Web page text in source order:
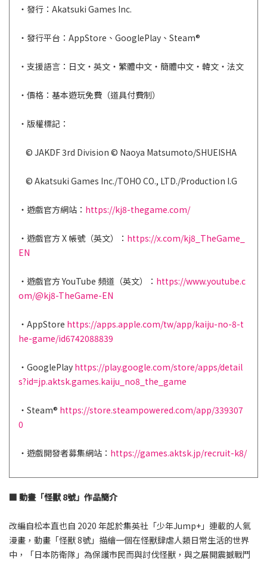
・發行：Akatsuki Games Inc.
・發行平台：AppStore、GooglePlay、Steam®️
・支援語言：日文・英文・繁體中文・簡體中文・韓文・法文
・價格：基本遊玩免費（道具付費制）
・版權標記：
© JAKDF 3rd Division © Naoya Matsumoto/SHUEISHA
© Akatsuki Games Inc./TOHO CO., LTD./Production I.G
・遊戲官方網站： https://kj8-thegame.com/
・遊戲官方 X 帳號（英文）： https://x.com/kj8_TheGame_
EN
・遊戲官方 YouTube 頻道（英文）： https://www.youtube.c
om/@kj8-TheGame-EN
・AppStore https://apps.apple.com/tw/app/kaiju-no-8-t
he-game/id6742088839
・GooglePlay https://play.google.com/store/apps/detail
s?id=jp.aktsk.games.kaiju_no8_the_game
・Steam®️ https://store.steampowered.com/app/339307
0
・遊戲開發者募集網站： https://games.aktsk.jp/recruit-k8/
■ 動畫「怪獸 8號」作品簡介
改編自松本直也自 2020 年起於集英社「少年Jump+」連載的人氣
漫畫，動畫「怪獸 8號」描繪一個在怪獸肆虐人類日常生活的世界
中，「日本防衛隊」為保護市民而與討伐怪獸，與之展開震撼戰鬥